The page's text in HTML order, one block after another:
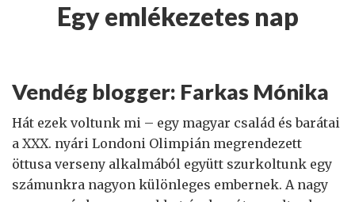
Egy emlékezetes nap
Vendég blogger: Farkas Mónika
Hát ezek voltunk mi – egy magyar család és barátai
a XXX. nyári Londoni Olimpián megrendezett
öttusa verseny alkalmából együtt szurkoltunk egy
számunkra nagyon különleges embernek. A nagy